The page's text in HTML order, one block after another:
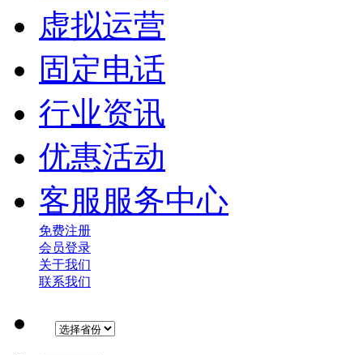
虚拟运营
固定电话
行业资讯
优惠活动
客服服务中心
免费注册
会员登录
关于我们
联系我们